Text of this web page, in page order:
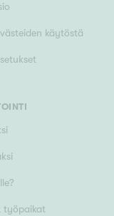
käytöstä
työpaikat